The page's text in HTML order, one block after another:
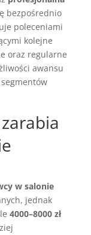
bezpośrednio
poleceniami
kolejne
oraz regularne
awansu
w salonie
jednak
4000–8000 zł